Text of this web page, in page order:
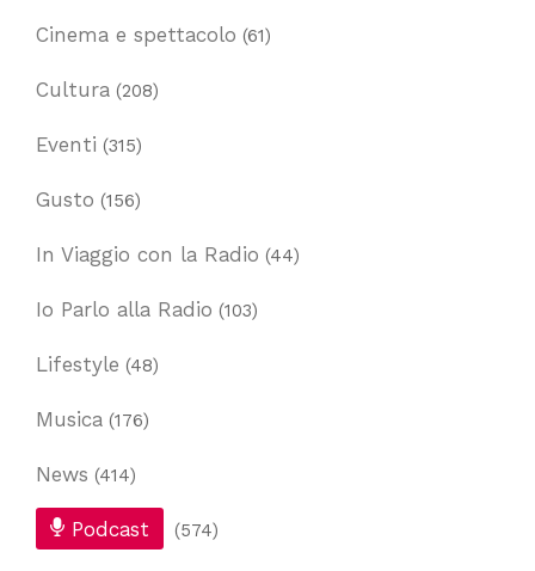
Cinema e spettacolo (61)
Cultura (208)
Eventi (315)
Gusto (156)
In Viaggio con la Radio (44)
Io Parlo alla Radio (103)
Lifestyle (48)
Musica (176)
News (414)
Podcast (574)